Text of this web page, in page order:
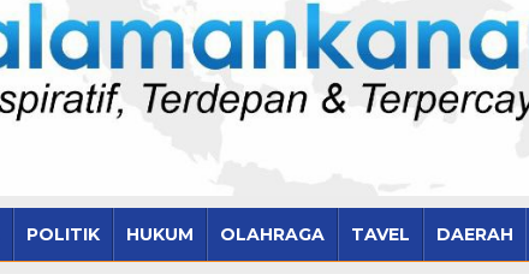
POLITIK HUKUM OLAHRAGA TAVEL DAERAH